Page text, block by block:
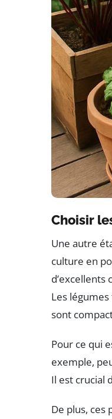
Choisir
Une autre
culture en
d’excellents
Les
sont
Pour ce qui
exemple,
Il est crucial
De plus, ces